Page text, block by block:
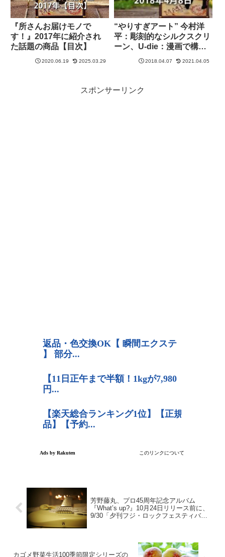
『所さんお届けモノで
す！』2017年に紹介され
た話題の商品【目次】
2020.06.19 2025.03.29
“やりすぎアート” 今村洋
平：彫刻的なシルクスクリ
ーン、U-die：漫画で構成
されたダイアナ妃の肖像画
2018.04.07 2021.04.05
スポンサーリンク
芳野藤丸、プロ45周年記念アルバム
『What’s up?』10月24日リリース前に、
9/30「夕刊フジ・ロックフェスティバル
カゴメ野菜生活100季節限定シリーズの